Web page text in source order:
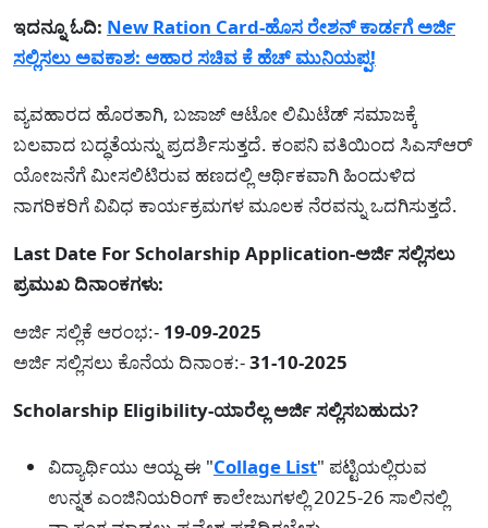
ಇದನ್ನೂ ಓದಿ: New Ration Card-ಹೊಸ ರೇಶನ್ ಕಾರ್ಡಗೆ ಅರ್ಜಿ
ಸಲ್ಲಿಸಲು ಅವಕಾಶ: ಆಹಾರ ಸಚಿವ ಕೆ ಹೆಚ್ ಮುನಿಯಪ್ಪ!
ವ್ಯವಹಾರದ ಹೊರತಾಗಿ, ಬಜಾಜ್ ಆಟೋ ಲಿಮಿಟೆಡ್ ಸಮಾಜಕ್ಕೆ
ಬಲವಾದ ಬದ್ಧತೆಯನ್ನು ಪ್ರದರ್ಶಿಸುತ್ತದೆ. ಕಂಪನಿ ವತಿಯಿಂದ ಸಿಎಸ್‌ಆರ್
ಯೋಜನೆಗೆ ಮೀಸಲಿಟಿರುವ ಹಣದಲ್ಲಿ ಆರ್ಥಿಕವಾಗಿ ಹಿಂದುಳಿದ
ನಾಗರಿಕರಿಗೆ ವಿವಿಧ ಕಾರ್ಯಕ್ರಮಗಳ ಮೂಲಕ ನೆರವನ್ನು ಒದಗಿಸುತ್ತದೆ.
Last Date For Scholarship Application-ಅರ್ಜಿ ಸಲ್ಲಿಸಲು
ಪ್ರಮುಖ ದಿನಾಂಕಗಳು:
ಅರ್ಜಿ ಸಲ್ಲಿಕೆ ಆರಂಭ:- 19-09-2025
ಅರ್ಜಿ ಸಲ್ಲಿಸಲು ಕೊನೆಯ ದಿನಾಂಕ:-31-10-2025
Scholarship Eligibility-ಯಾರೆಲ್ಲ ಅರ್ಜಿ ಸಲ್ಲಿಸಬಹುದು?
ವಿದ್ಯಾರ್ಥಿಯು ಆಯ್ದ ಈ "Collage List" ಪಟ್ಟಿಯಲ್ಲಿರುವ
ಉನ್ನತ ಎಂಜಿನಿಯರಿಂಗ್ ಕಾಲೇಜುಗಳಲ್ಲಿ 2025-26 ಸಾಲಿನಲ್ಲಿ